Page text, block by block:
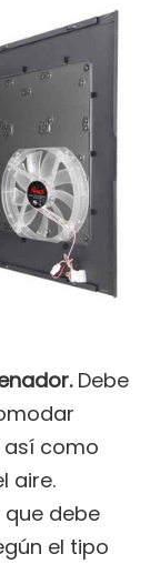
Debe
como
aire.
debe
el tipo